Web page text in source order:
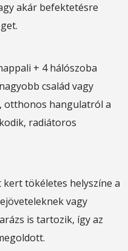
akár befektetésre
+ 4 hálószoba
család vagy
otthonos hangulatról a
radiátoros
tökéletes helyszíne a
vagy
is tartozik, így az